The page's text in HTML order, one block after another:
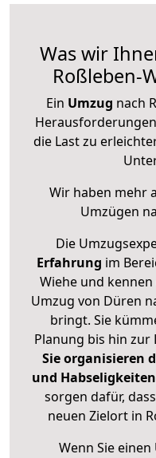
Was wir
Roßleben-
Ein Umzug nach
die Last zu
Wir haben mehr
Umzügen
Die
Erfahrung im
Wiehe und
Umzug von Düren
bringt. Sie
Planung bis hin
Sie organisieren
und Habseligkeiten
sorgen dafür,
neuen Zielort in
Wenn Sie